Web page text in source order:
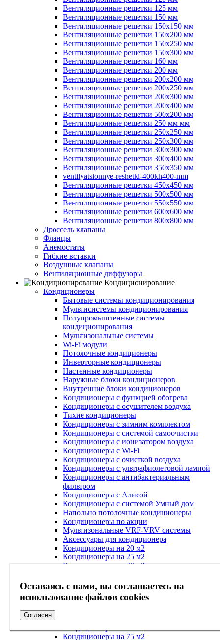
Оставаясь с нами, вы соглашаетесь на
использование файлов cookies
Согласен
Вентиляционные решетки 125 мм
Вентиляционные решетки 150 мм
Вентиляционные решетки 150х150 мм
Вентиляционные решетки 150х200 мм
Вентиляционные решетки 150х250 мм
Вентиляционные решетки 150х300 мм
Вентиляционные решетки 160 мм
Вентиляционные решетки 200 мм
Вентиляционные решетки 200х200 мм
Вентиляционные решетки 200х250 мм
Вентиляционные решетки 200х300 мм
Вентиляционные решетки 200х400 мм
Вентиляционные решетки 500х200 мм
Вентиляционные решетки 250 мм мм
Вентиляционные решетки 250х250 мм
Вентиляционные решетки 250х300 мм
Вентиляционные решетки 300х300 мм
Вентиляционные решетки 300х400 мм
Вентиляционные решетки 350х350 мм
ventilyatsionnye-reshetki-400kh400-mm
Вентиляционные решетки 450х450 мм
Вентиляционные решетки 500х500 мм
Вентиляционные решетки 550х550 мм
Вентиляционные решетки 600х600 мм
Вентиляционные решетки 800х800 мм
Дроссель клапаны
Фланцы
Анемостаты
Гибкие вставки
Воздушные клапаны
Вентиляционные диффузоры
Кондиционирование
Кондиционеры
Бытовые системы кондиционирования
Мультисистемы кондиционирования
Полупромышленные системы
кондиционирования
Мультизональные системы
Wi-Fi модули
Потолочные кондиционеры
Инверторные кондиционеры
Настенные кондиционеры
Наружные блоки кондиционеров
Внутренние блоки кондиционеров
Кондиционеры с функцией обогрева
Кондиционеры с осушителем воздуха
Тихие кондиционеры
Кондиционеры с зимним комплектом
Кондиционеры с системой самоочистки
Кондиционеры с ионизатором воздуха
Кондиционеры с Wi-Fi
Кондиционеры с очисткой воздуха
Кондиционеры с ультрафиолетовой лампой
Кондиционеры с антибактериальным
фильтром
Кондиционеры с Алисой
Кондиционеры с системой Умный дом
Напольно потолочные кондиционеры
Кондиционеры по акции
Мультизональные VRF-VRV системы
Аксессуары для кондиционера
Кондиционеры на 20 м2
Кондиционеры на 25 м2
Кондиционеры на 30 м2
Кондиционеры на 45 м2
Кондиционеры на 50 м2
Кондиционеры на 55 м2
Кондиционеры на 75 м2